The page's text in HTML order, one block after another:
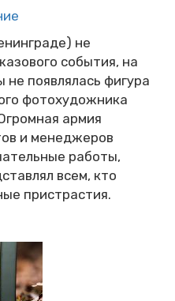
не
события, на
появлялась фигура
фотохудожника
армия
и менеджеров
работы,
всем, кто
пристрастия.